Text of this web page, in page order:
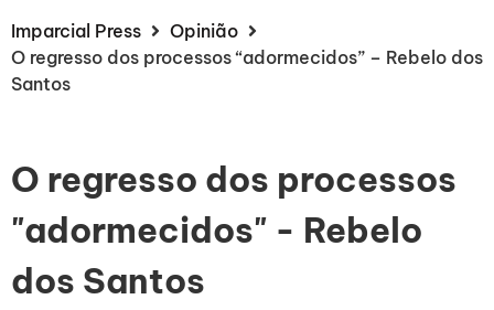
Imparcial Press
Opinião
O regresso dos processos “adormecidos” – Rebelo dos
Santos
O regresso dos processos
"adormecidos" - Rebelo
dos Santos